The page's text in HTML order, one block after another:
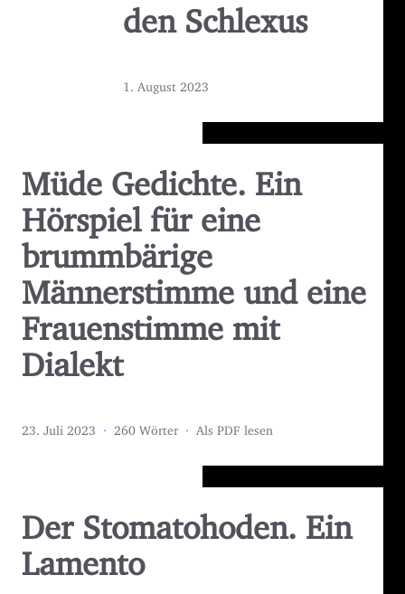
den Schlexus
1. August 2023
Müde Gedichte. Ein
Hörspiel für eine
brummbärige
Männerstimme und eine
Frauenstimme mit
Dialekt
23. Juli 2023 · 260 Wörter · Als PDF lesen
Der Stomatohoden. Ein
Lamento